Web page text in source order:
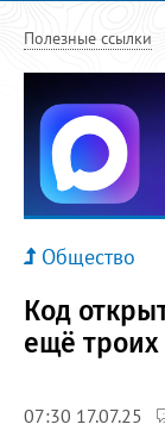
Полезные ссылки
Общество
Код
ещё троих
07:30 17.07.25